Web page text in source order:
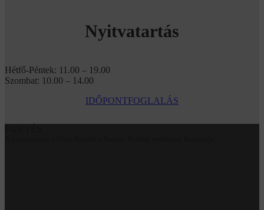
Nyitvatartás
Hétfő-Péntek: 11.00 – 19.00
Szombat: 10.00 – 14.00
IDŐPONTFOGLALÁS